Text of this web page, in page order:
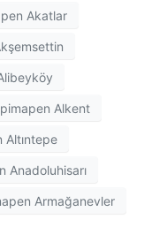
Akatlar
pimapen Alkent
Altıntepe
Anadoluhisarı
Armağanevler